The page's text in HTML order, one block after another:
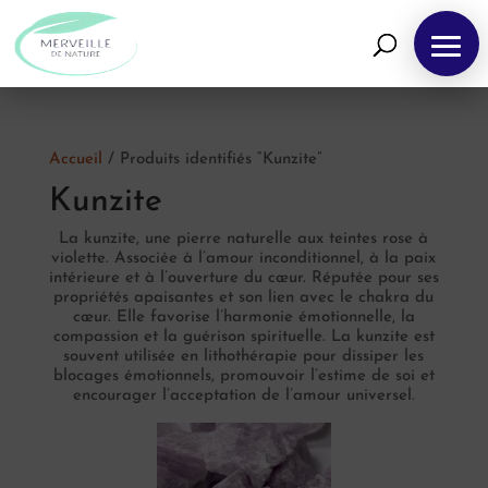
Pierres
naturelles
Accueil / Produits identifiés “Kunzite”
Kunzite
La kunzite, une pierre naturelle aux teintes rose à
violette. Associée à l’amour inconditionnel, à la paix
intérieure et à l’ouverture du cœur. Réputée pour ses
propriétés apaisantes et son lien avec le chakra du
cœur. Elle favorise l’harmonie émotionnelle, la
compassion et la guérison spirituelle. La kunzite est
souvent utilisée en lithothérapie pour dissiper les
blocages émotionnels, promouvoir l’estime de soi et
encourager l’acceptation de l’amour universel.